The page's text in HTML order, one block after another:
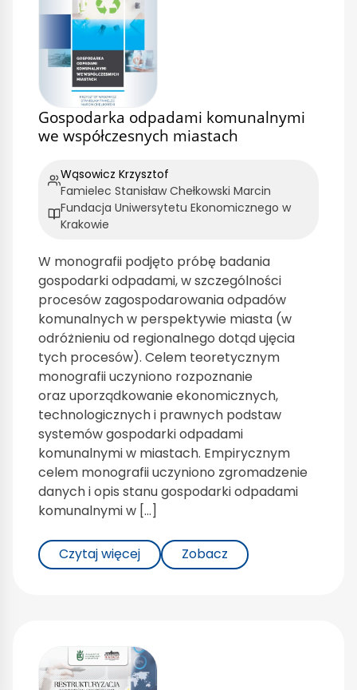
Gospodarka odpadami komunalnymi
we współczesnych miastach
Wąsowicz Krzysztof
Famielec Stanisław Chełkowski Marcin
Fundacja Uniwersytetu Ekonomicznego w
Krakowie
W monografii podjęto próbę badania
gospodarki odpadami, w szczególności
procesów zagospodarowania odpadów
komunalnych w perspektywie miasta (w
odróżnieniu od regionalnego dotąd ujęcia
tych procesów). Celem teoretycznym
monografii uczyniono rozpoznanie
oraz uporządkowanie ekonomicznych,
technologicznych i prawnych podstaw
systemów gospodarki odpadami
komunalnymi w miastach. Empirycznym
celem monografii uczyniono zgromadzenie
danych i opis stanu gospodarki odpadami
komunalnymi w […]
Czytaj więcej Zobacz